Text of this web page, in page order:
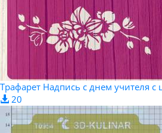
Трафарет Надпись с днем учителя с
20